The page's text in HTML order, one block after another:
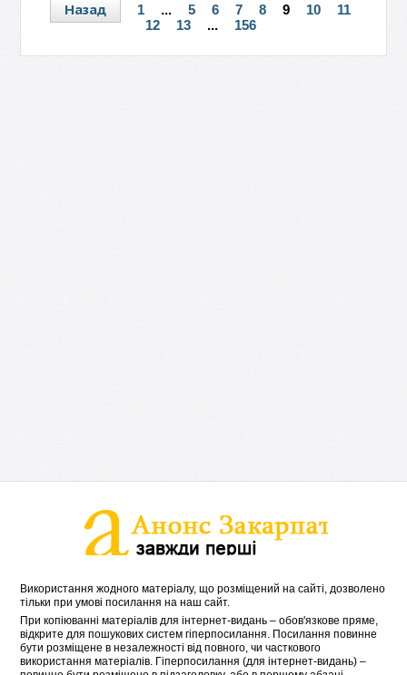
Назад 1 ... 5 6 7 8 9 10
11
12
13 ... 156
Використання жодного матеріалу, що розміщений на сайті, дозволено
тільки при умові посилання на наш сайт.
При копіюванні матеріалів для інтернет-видань – обов'язкове пряме,
відкрите для пошукових систем гіперпосилання. Посилання повинне
бути розміщене в незалежності від повного, чи часткового
використання матеріалів. Гіперпосилання (для інтернет-видань) –